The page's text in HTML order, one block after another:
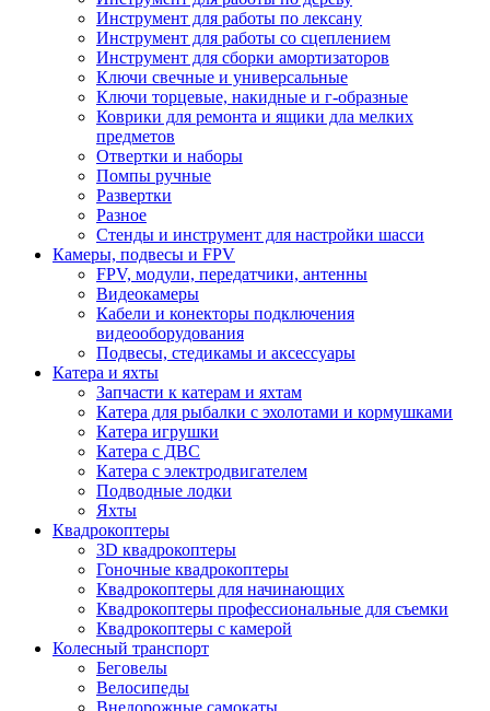
Инструмент для работы по лексану
Инструмент для работы со сцеплением
Инструмент для сборки амортизаторов
Ключи свечные и универсальные
Ключи торцевые, накидные и г-образные
Коврики для ремонта и ящики дла мелких
предметов
Отвертки и наборы
Помпы ручные
Развертки
Разное
Стенды и инструмент для настройки шасси
Камеры, подвесы и FPV
FPV, модули, передатчики, антенны
Видеокамеры
Кабели и конекторы подключения
видеооборудования
Подвесы, стедикамы и аксессуары
Катера и яхты
Запчасти к катерам и яхтам
Катера для рыбалки с эхолотами и кормушками
Катера игрушки
Катера с ДВС
Катера с электродвигателем
Подводные лодки
Яхты
Квадрокоптеры
3D квадрокоптеры
Гоночные квадрокоптеры
Квадрокоптеры для начинающих
Квадрокоптеры профессиональные для съемки
Квадрокоптеры с камерой
Колесный транспорт
Беговелы
Велосипеды
Внедорожные самокаты